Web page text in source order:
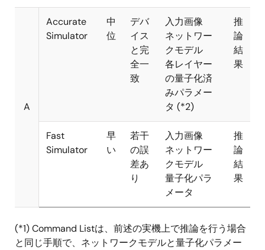
A
Accurate
Simulator
中
位
デバ
イス
と完
全一
致
入力画像
ネットワー
クモデル
各レイヤー
の量子化済
みパラメー
タ (*2)
推
論
結
果
Fast
Simulator
早
い
若干
の誤
差あ
り
入力画像
ネットワー
クモデル
量子化パラ
メータ
推
論
結
果
(*1) Command Listは、前述の実機上で推論を行う場合
と同じ手順で、ネットワークモデルと量子化パラメー